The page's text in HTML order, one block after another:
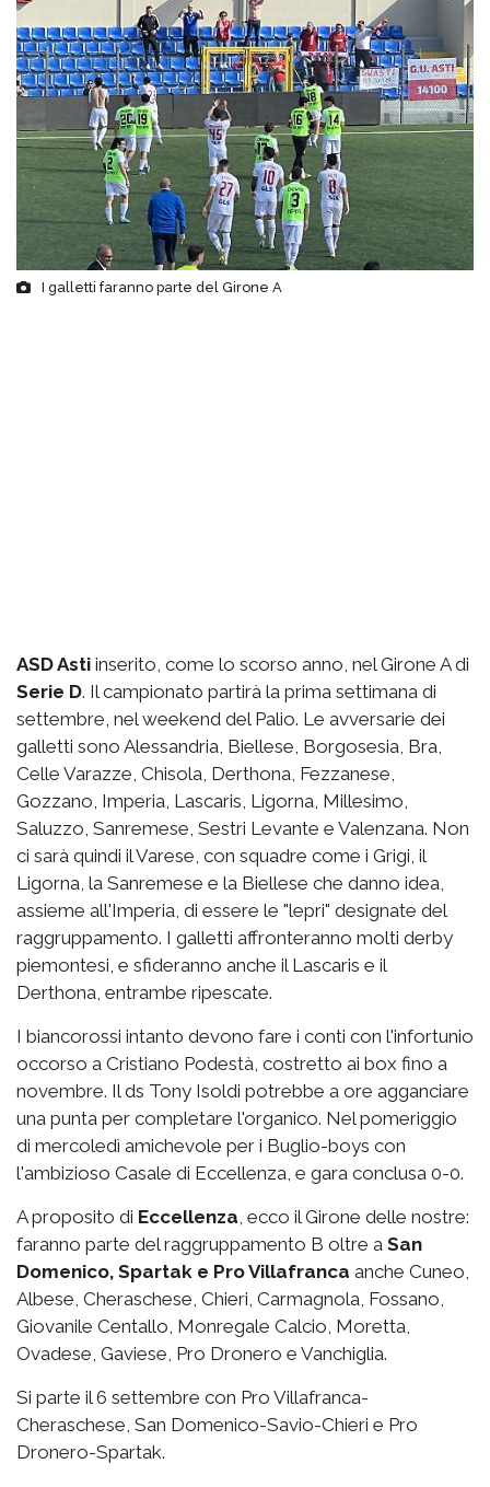
I galletti faranno parte del Girone A
ASD Asti inserito, come lo scorso anno, nel Girone A di
Serie D. Il campionato partirà la prima settimana di
settembre, nel weekend del Palio. Le avversarie dei
galletti sono Alessandria, Biellese, Borgosesia, Bra,
Celle Varazze, Chisola, Derthona, Fezzanese,
Gozzano, Imperia, Lascaris, Ligorna, Millesimo,
Saluzzo, Sanremese, Sestri Levante e Valenzana. Non
ci sarà quindi il Varese, con squadre come i Grigi, il
Ligorna, la Sanremese e la Biellese che danno idea,
assieme all'Imperia, di essere le "lepri" designate del
raggruppamento. I galletti affronteranno molti derby
piemontesi, e sfideranno anche il Lascaris e il
Derthona, entrambe ripescate.
I biancorossi intanto devono fare i conti con l'infortunio
occorso a Cristiano Podestà, costretto ai box fino a
novembre. Il ds Tony Isoldi potrebbe a ore agganciare
una punta per completare l'organico. Nel pomeriggio
di mercoledì amichevole per i Buglio-boys con
l'ambizioso Casale di Eccellenza, e gara conclusa 0-0.
A proposito di Eccellenza, ecco il Girone delle nostre:
faranno parte del raggruppamento B oltre a San
Domenico, Spartak e Pro Villafranca anche Cuneo,
Albese, Cheraschese, Chieri, Carmagnola, Fossano,
Giovanile Centallo, Monregale Calcio, Moretta,
Ovadese, Gaviese, Pro Dronero e Vanchiglia.
Si parte il 6 settembre con Pro Villafranca-
Cheraschese, San Domenico-Savio-Chieri e Pro
Dronero-Spartak.